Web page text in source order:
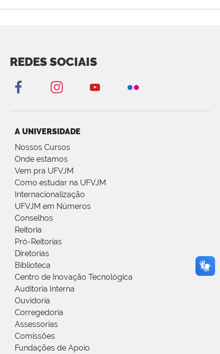
REDES SOCIAIS
A UNIVERSIDADE
Nossos Cursos
Onde estamos
Vem pra UFVJM
Como estudar na UFVJM
Internacionalização
UFVJM em Números
Conselhos
Reitoria
Pró-Reitorias
Diretorias
Biblioteca
Centro de Inovação Tecnológica
Auditoria Interna
Ouvidoria
Corregedoria
Assessorias
Comissões
Fundações de Apoio